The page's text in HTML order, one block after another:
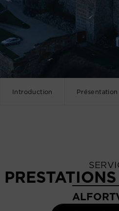
Introduction Présentation